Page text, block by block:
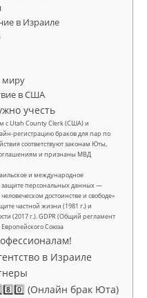
в Израиле
миру
в США
учесть
с Utah County Clerk (США) и
регистрацию браков для пар по
соответствуют законам Юты,
и признаны МВД
и международное
защите персональных данных —
достоинстве и свободе»
частной жизни (1981 г.) и
(2017 г.). GDPR (Общий регламент
Союза
в Израиле
(Онлайн брак Юта)